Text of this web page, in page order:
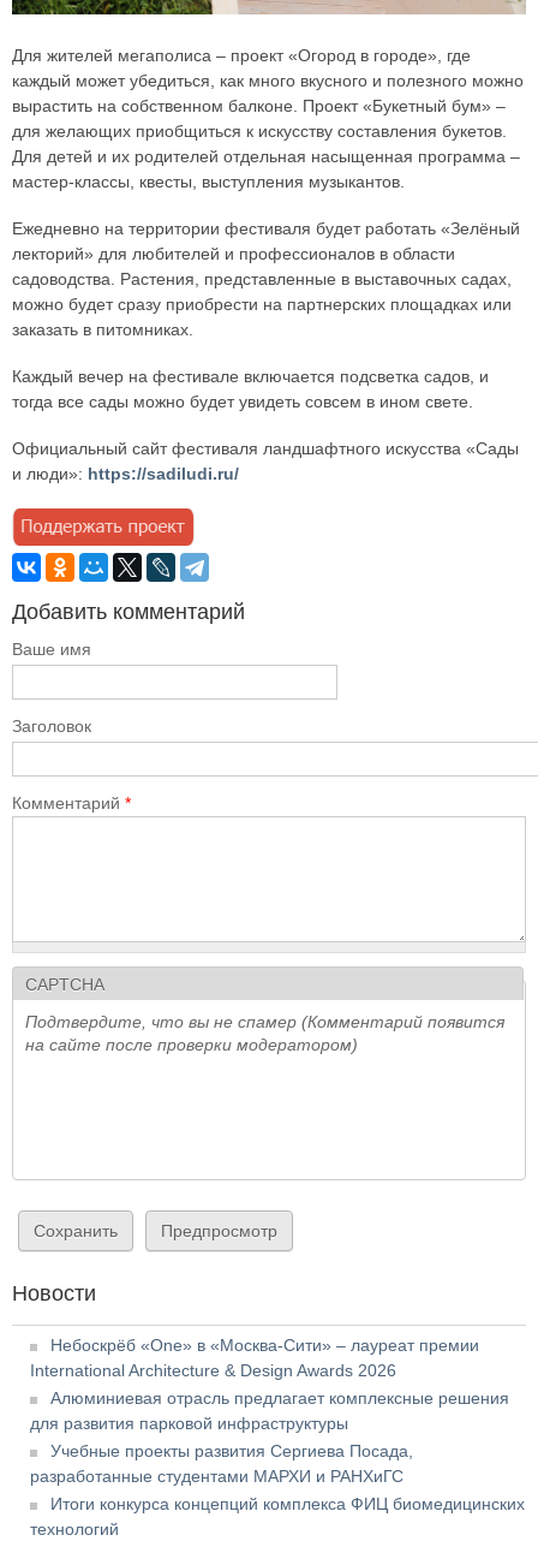
Для жителей мегаполиса – проект «Огород в городе», где
каждый может убедиться, как много вкусного и полезного можно
вырастить на собственном балконе. Проект «Букетный бум» –
для желающих приобщиться к искусству составления букетов.
Для детей и их родителей отдельная насыщенная программа –
мастер-классы, квесты, выступления музыкантов.
Ежедневно на территории фестиваля будет работать «Зелёный
лекторий» для любителей и профессионалов в области
садоводства. Растения, представленные в выставочных садах,
можно будет сразу приобрести на партнерских площадках или
заказать в питомниках.
Каждый вечер на фестивале включается подсветка садов, и
тогда все сады можно будет увидеть совсем в ином свете.
Официальный сайт фестиваля ландшафтного искусства «Сады
и люди»: https://sadiludi.ru/
Добавить комментарий
Ваше имя
Заголовок
Комментарий *
CAPTCHA
Подтвердите, что вы не спамер (Комментарий появится
на сайте после проверки модератором)
Новости
Небоскрёб «One» в «Москва-Сити» – лауреат премии
International Architecture & Design Awards 2026
Алюминиевая отрасль предлагает комплексные решения
для развития парковой инфраструктуры
Учебные проекты развития Сергиева Посада,
разработанные студентами МАРХИ и РАНХиГС
Итоги конкурса концепций комплекса ФИЦ биомедицинских
технологий